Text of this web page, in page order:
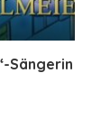
Sängerin